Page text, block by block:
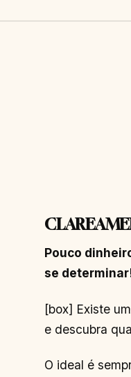
Pouco
se
[box] Existe
e descubra
O ideal é